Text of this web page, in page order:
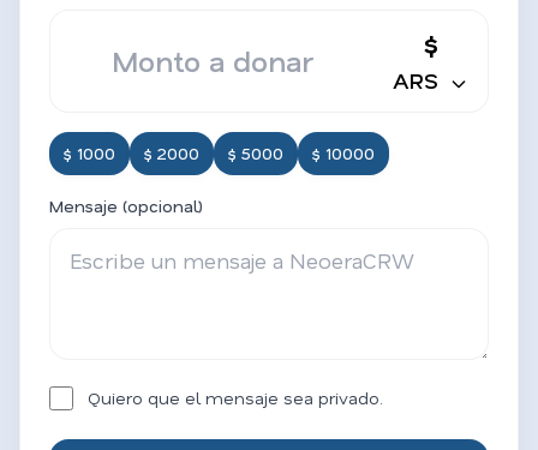
$
ARS
$ 1000 $ 2000 $ 5000 $ 10000
Mensaje (opcional)
Quiero que el mensaje sea privado.